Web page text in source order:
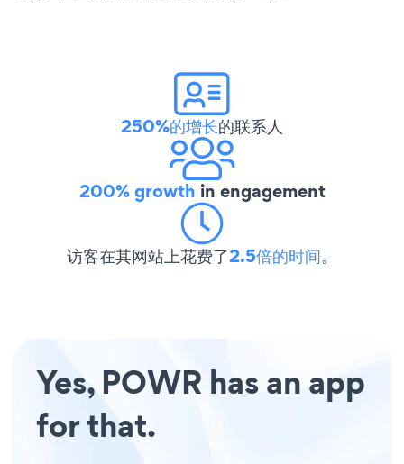
250%的增长的联系人
200% growth in engagement
访客在其网站上花费了2.5倍的时间。
Yes, POWR has an app
for that.